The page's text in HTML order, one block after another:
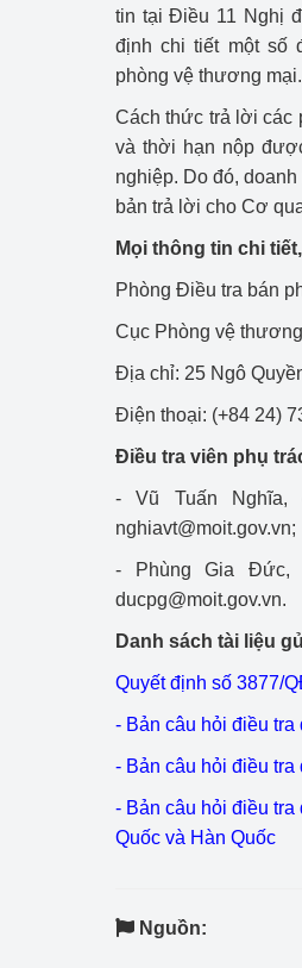
tin tại Điều 11 Nghị
định chi tiết một số
phòng vệ thương mại.
Cách thức trả lời các
và thời hạn nộp
nghiệp. Do đó,
bản trả lời cho Cơ
Mọi thông tin chi
Phòng Điều tra bán
Cục Phòng vệ
Địa chỉ: 25 Ngô
Điện thoại: (+84
Điều tra viên phụ
- Vũ Tuấn Nghĩa,
nghiavt@moit.gov.vn;
- Phùng Gia Đức,
ducpg@moit.gov.vn.
Danh sách tài liệu
Quyết định số 3877/
- Bản câu hỏi điều
- Bản câu hỏi điều
- Bản câu hỏi điều tra
Quốc và Hàn Quốc
Nguồn: